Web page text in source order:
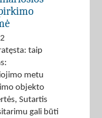
taip
metu
objekto
Sutartis
gali būti